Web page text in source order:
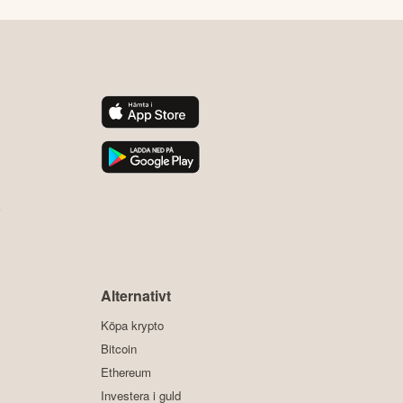
Alternativt
Köpa krypto
Bitcoin
Ethereum
Investera i guld